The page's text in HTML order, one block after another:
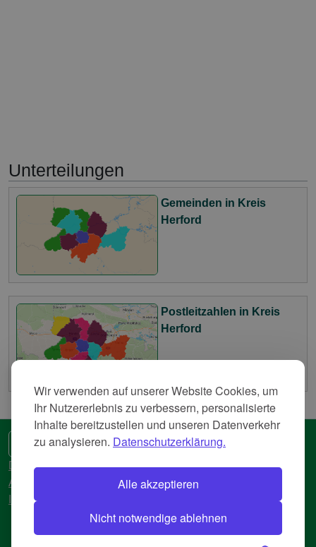
Wir verwenden auf unserer Website Cookies, um
Ihr Nutzererlebnis zu verbessern, personalisierte
Inhalte bereitzustellen und unseren Datenverkehr
zu analysieren. Datenschutzerklärung.
Alle akzeptieren
Nicht notwendige ablehnen
Unterteilungen
Gemeinden in Kreis
Herford
Postleitzahlen in Kreis
Herford
🌍 Eine andere Sprache
Datenschutzerkläreung
AGB
Impressum
© 2018-2026 AtlasBig.com